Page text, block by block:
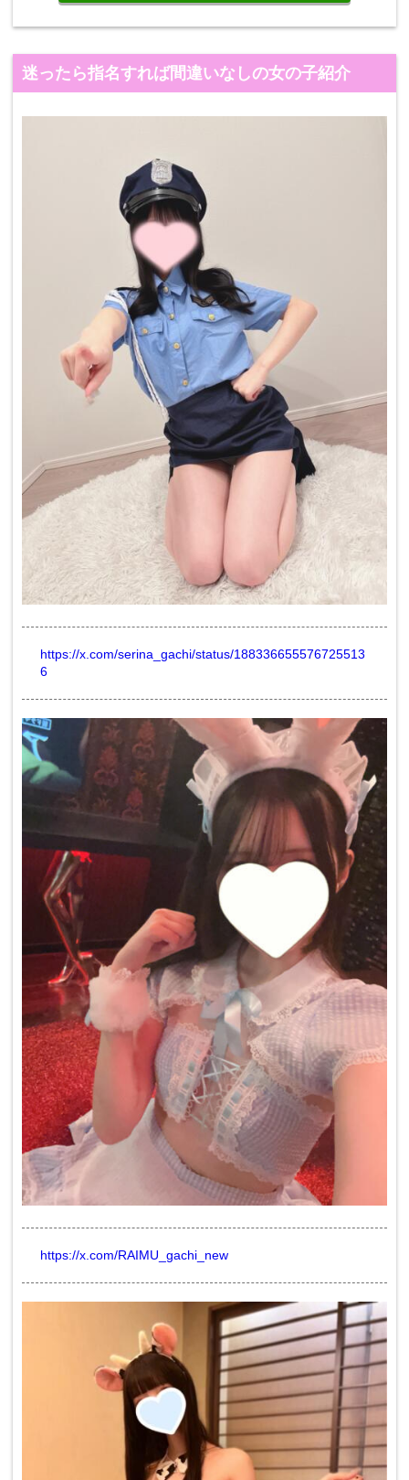
迷ったら指名すれば間違いなしの女の子紹介
https://x.com/serina_gachi/status/188336655576725513
6
https://x.com/RAIMU_gachi_new